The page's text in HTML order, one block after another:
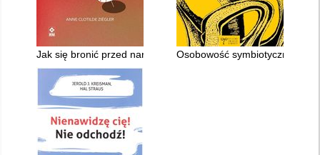
Jak się bronić przed narcyzem : uwolnij się z toksycznych
Osobowość symbiotyczna i jej